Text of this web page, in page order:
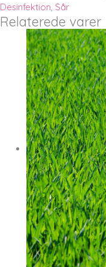
Desinfektion Sår
Relaterede varer